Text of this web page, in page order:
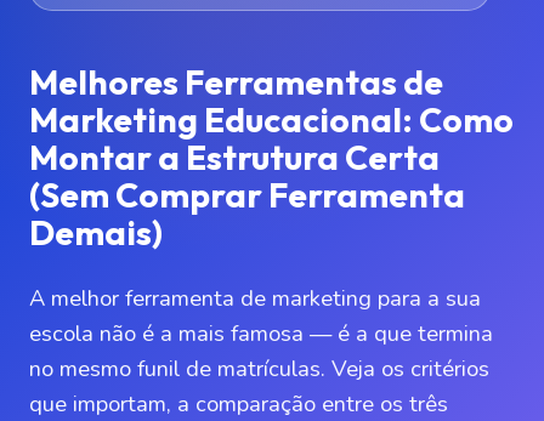
Melhores Ferramentas de
Marketing Educacional: Como
Montar a Estrutura Certa
(Sem Comprar Ferramenta
Demais)
A melhor ferramenta de marketing para a sua
escola não é a mais famosa — é a que termina
no mesmo funil de matrículas. Veja os critérios
que importam, a comparação entre os três